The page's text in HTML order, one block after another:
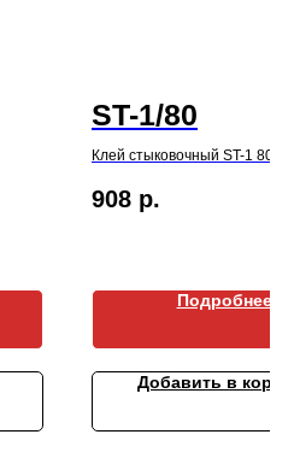
ST-1/80
Клей стыковочный ST-1 80 мл
908 р.
Подробнее
Добавить в